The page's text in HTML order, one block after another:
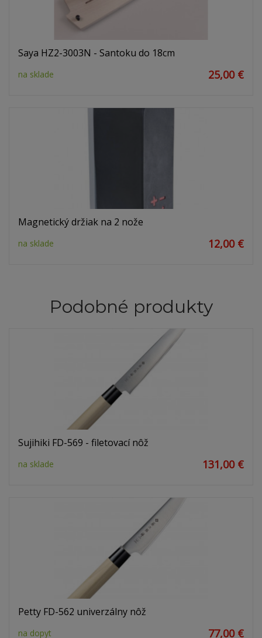
Saya HZ2-3003N - Santoku do 18cm
na sklade 25,00 €
Magnetický držiak na 2 nože
na sklade 12,00 €
Podobné produkty
Sujihiki FD-569 - filetovací nôž
na sklade 131,00 €
Petty FD-562 univerzálny nôž
na dopyt 77,00 €